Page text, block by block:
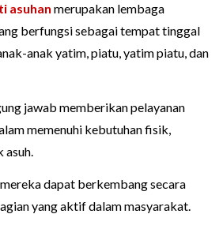
asuhan merupakan lembaga
berfungsi sebagai tempat tinggal
anak yatim, piatu, yatim piatu, dan
jawab memberikan pelayanan
memenuhi kebutuhan fisik,
asuh.
dapat berkembang secara
yang aktif dalam masyarakat.